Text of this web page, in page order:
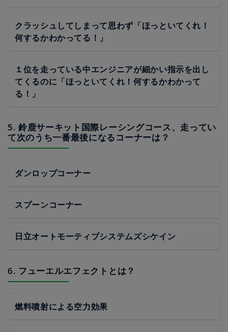
クラッシュしてしまって思わず「ほっといてくれ！
何するかわかってる！」
１位を走っている中エンジニアが細かい指示を出し
てくるのに「ほっといてくれ！何するかわかって
る！」
5. 鈴鹿サーキット国際レーシングコース、走ってい
て次のうち一番最後になるコーナーは？
ダンロップコーナー
スプーンコーナー
日立オートモーティブシステムズシケイン
6. フューエルエフェクトとは？
燃料噴射による空力効果